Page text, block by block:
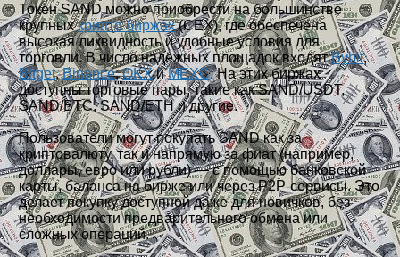
Токен SAND можно приобрести на большинстве
крупныхкрипто биржах(CEX), где обеспечена
высокая ликвидность и удобные условия для
торговли. В число надёжных площадок входятBybit,
Bitget,Binance,OKXиMEXC. На этих биржах
доступны торговые пары, такие как SAND/USDT,
SAND/BTC, SAND/ETH и другие.
Пользователи могут покупать SAND как за
криптовалюту, так и напрямую за фиат (например,
доллары, евро или рубли) — с помощью банковской
карты, баланса на бирже или через P2P-сервисы. Это
делает покупку доступной даже для новичков, без
необходимости предварительного обмена или
сложных операций.